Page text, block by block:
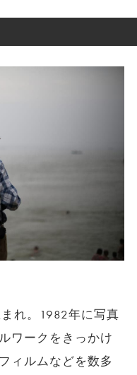
れ。1982年に写真
ワークをきっかけ
ィルムなどを数多